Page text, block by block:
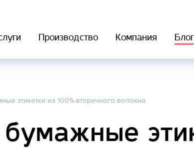
Производство Компания Блог
этикетки из 100% вторичного волокна